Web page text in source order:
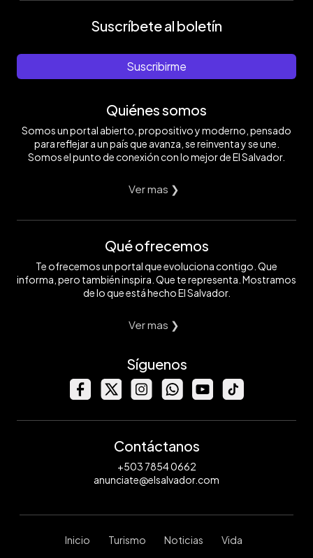
Suscríbete al boletín
Suscribirme
Quiénes somos
Somos un portal abierto, propositivo y moderno, pensado
para reflejar a un país que avanza, se reinventa y se une.
Somos el punto de conexión con lo mejor de El Salvador.
Ver mas ❯
Qué ofrecemos
Te ofrecemos un portal que evoluciona contigo. Que
informa, pero también inspira. Que te representa. Mostramos
de lo que está hecho El Salvador.
Ver mas ❯
Síguenos
Contáctanos
+503 7854 0662
anunciate@elsalvador.com
Inicio Turismo Noticias Vida